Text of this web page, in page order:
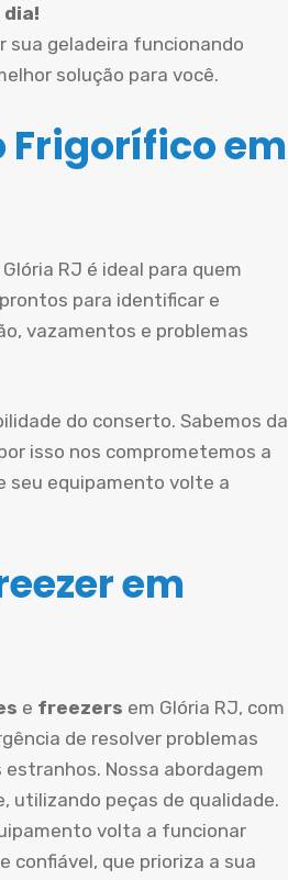
sua geladeira funcionando
solução para você.
Frigorífico em
Glória RJ é ideal para quem
para identificar e
vazamentos e problemas
do conserto. Sabemos da
isso nos comprometemos a
seu equipamento volte a
em
e freezers em Glória RJ, com
de resolver problemas
Nossa abordagem
utilizando peças de qualidade.
volta a funcionar
que prioriza a sua